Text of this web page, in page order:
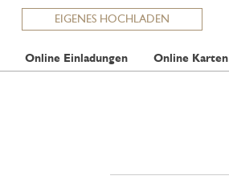
EIGENES HOCHLADEN
Online Einladungen Online Karten